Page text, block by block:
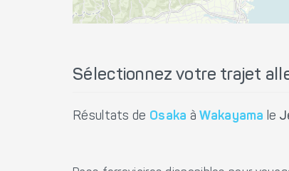
Sélectionnez votre trajet
Résultats de Osaka àWakayama le